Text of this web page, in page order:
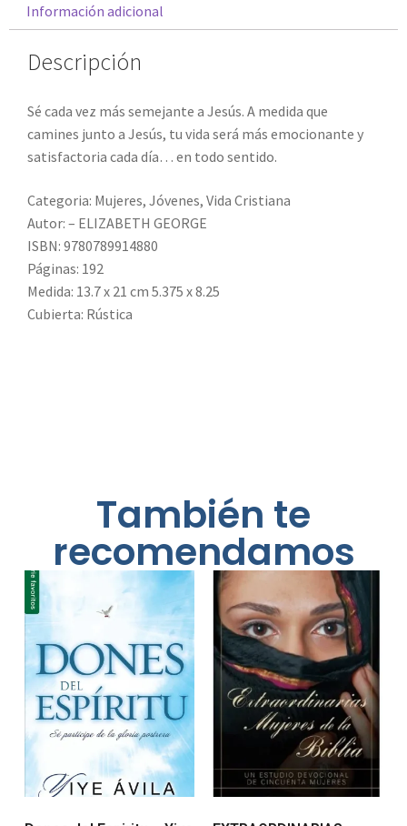
Información adicional
Descripción
Sé cada vez más semejante a Jesús. A medida que
camines junto a Jesús, tu vida será más emocionante y
satisfactoria cada día… en todo sentido.
Categoria: Mujeres, Jóvenes, Vida Cristiana
Autor: – ELIZABETH GEORGE
ISBN: 9780789914880
Páginas: 192
Medida: 13.7 x 21 cm 5.375 x 8.25
Cubierta: Rústica
También te
recomendamos